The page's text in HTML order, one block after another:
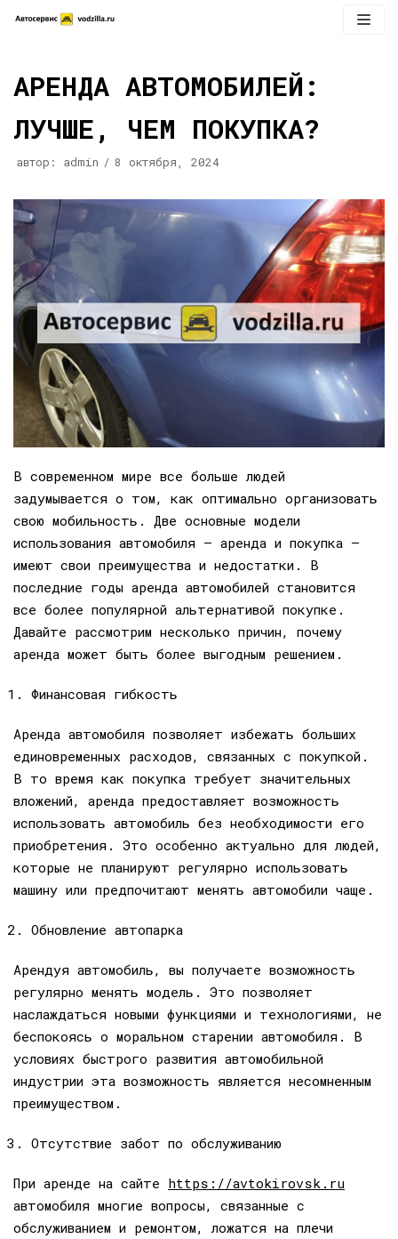
Перейти
АРЕНДА АВТОМОБИЛЕЙ:
ЛУЧШЕ, ЧЕМ ПОКУПКА?
автор: admin 8 октября, 2024
В современном мире все больше людей
задумывается о том, как оптимально организовать
свою мобильность. Две основные модели
использования автомобиля — аренда и покупка —
имеют свои преимущества и недостатки. В
последние годы аренда автомобилей становится
все более популярной альтернативой покупке.
Давайте рассмотрим несколько причин, почему
аренда может быть более выгодным решением.
Финансовая гибкость
Аренда автомобиля позволяет избежать больших
единовременных расходов, связанных с покупкой.
В то время как покупка требует значительных
вложений, аренда предоставляет возможность
использовать автомобиль без необходимости его
приобретения. Это особенно актуально для людей,
которые не планируют регулярно использовать
машину или предпочитают менять автомобили чаще.
Обновление автопарка
Арендуя автомобиль, вы получаете возможность
регулярно менять модель. Это позволяет
наслаждаться новыми функциями и технологиями, не
беспокоясь о моральном старении автомобиля. В
условиях быстрого развития автомобильной
индустрии эта возможность является несомненным
преимуществом.
Отсутствие забот по обслуживанию
При аренде на сайте https://avtokirovsk.ru
автомобиля многие вопросы, связанные с
обслуживанием и ремонтом, ложатся на плечи